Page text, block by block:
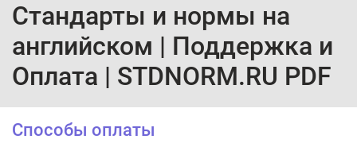
Стандарты и нормы на
английском | Поддержка и
Оплата | STDNORM.RU PDF
Способы оплаты